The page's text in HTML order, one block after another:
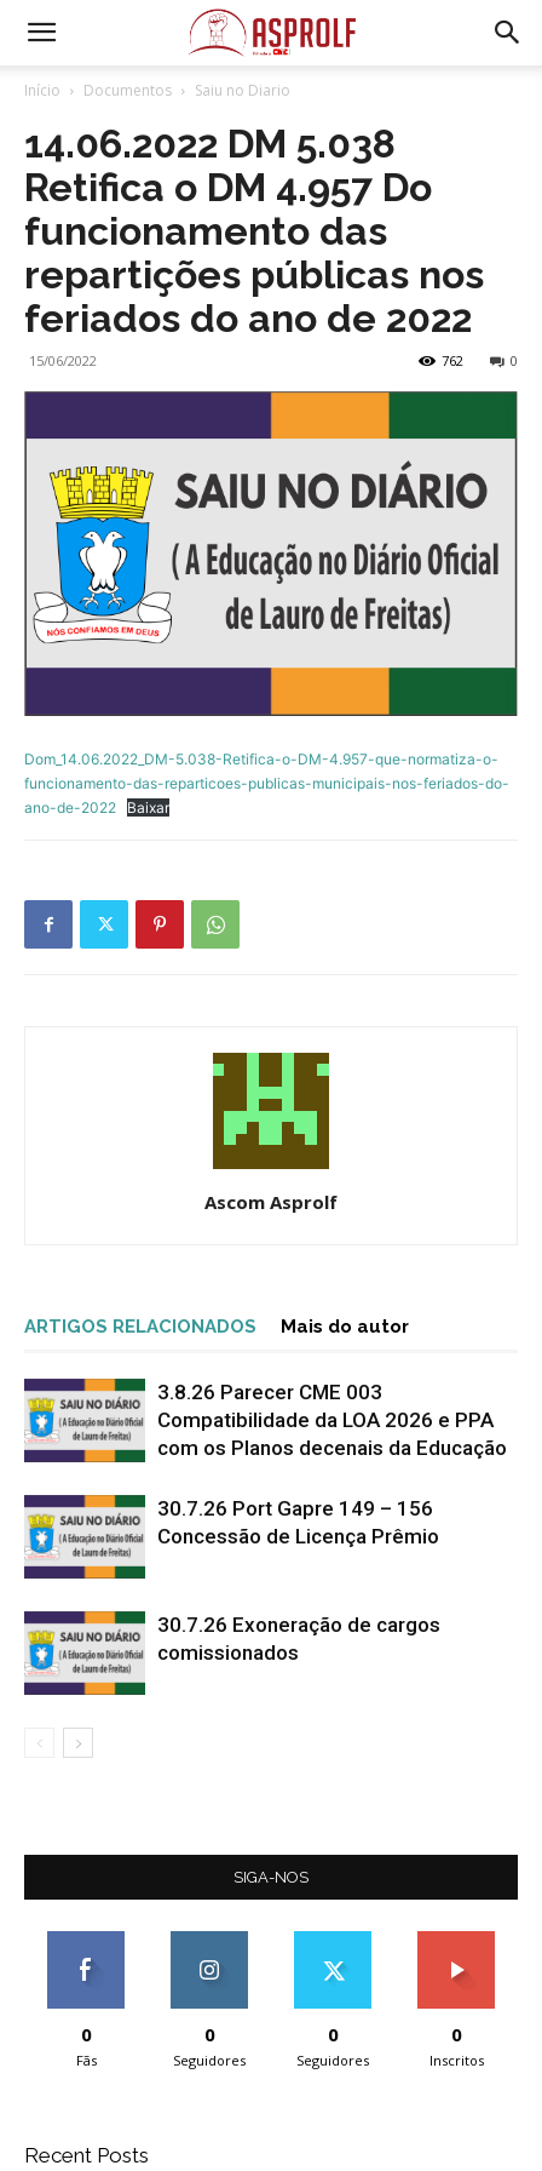
Início Documentos Saiu no Diario
14.06.2022 DM 5.038
Retifica o DM 4.957 Do
funcionamento das
repartições públicas nos
feriados do ano de 2022
15/06/2022 0
762
Dom_14.06.2022_DM-5.038-Retifica-o-DM-4.957-que-normatiza-o-
funcionamento-das-reparticoes-publicas-municipais-nos-feriados-do-
ano-de-2022
Baixar
Ascom Asprolf
ARTIGOS RELACIONADOS Mais do autor
3.8.26 Parecer CME 003
Compatibilidade da LOA 2026 e PPA
com os Planos decenais da Educação
30.7.26 Port Gapre 149 – 156
Concessão de Licença Prêmio
30.7.26 Exoneração de cargos
comissionados
SIGA-NOS
0
Fãs
0
Seguidores
0
Seguidores
0
Inscritos
Recent Posts